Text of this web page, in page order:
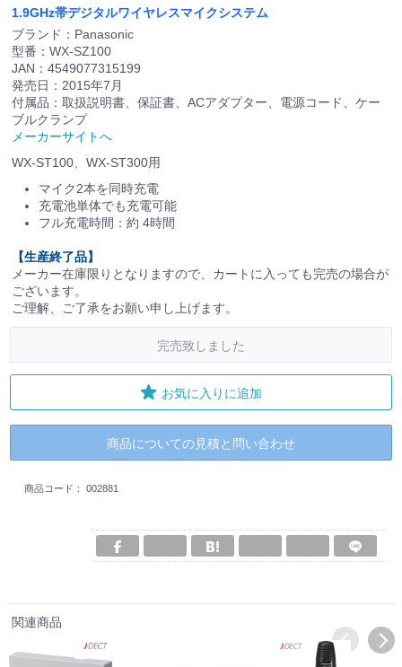
1.9GHz帯デジタルワイヤレスマイクシステム
ブランド：Panasonic
型番：WX-SZ100
JAN：4549077315199
発売日：2015年7月
付属品：取扱説明書、保証書、ACアダプター、電源コード、ケー
ブルクランプ
メーカーサイトへ
WX-ST100、WX-ST300用
マイク2本を同時充電
充電池単体でも充電可能
フル充電時間：約 4時間
【生産終了品】
メーカー在庫限りとなりますので、カートに入っても完売の場合が
ございます。
ご理解、ご了承をお願い申し上げます。
完売致しました
お気に入りに追加
商品についての見積と問い合わせ
商品コード： 002881
関連商品